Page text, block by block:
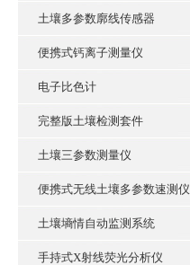
土壤多参数廓线传感器
便携式钙离子测量仪
电子比色计
完整版土壤检测套件
土壤三参数测量仪
便携式无线土壤多参数速测仪
土壤墒情自动监测系统
手持式X射线荧光分析仪